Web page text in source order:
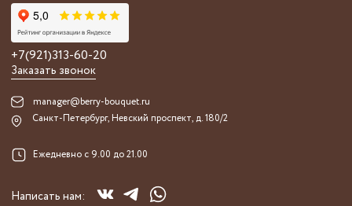
+7(921)313-60-20
Заказать звонок
manager@berry-bouquet.ru
Санкт-Петербург, Невский проспект, д. 180/2
Ежедневно с 9.00 до 21.00
Написать нам: